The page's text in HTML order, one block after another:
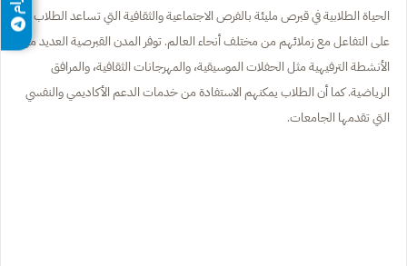
الحياة الطلابية في قبرص مليئة بالفرص الاجتماعية والثقافية التي تساعد الطلاب
على التفاعل مع زملائهم من مختلف أنحاء العالم. توفر المدن القبرصية العديد من
الأنشطة الترفيهية مثل الحفلات الموسيقية، والمهرجانات الثقافية، والمرافق
الرياضية. كما أن الطلاب يمكنهم الاستفادة من خدمات الدعم الأكاديمي والنفسي
التي تقدمها الجامعات.